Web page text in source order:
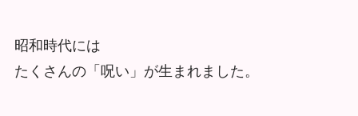
昭和時代には
たくさんの「呪い」が生まれました。